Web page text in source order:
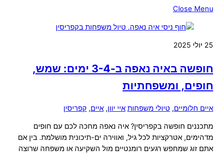
Close Menu
25 יולי 2025
חופשה באיה נאפה ב-3-4 ימים: שמש,
חופים, ומשפחתיות
איים חלומיים, טיולי משפחות איי יוון, איים, קפריסין
מתכננים חופשה בקפריסין? איה נאפה מחכה לכם עם חופים
מדהימים, אטרקציות לכל גיל, ואווירה ים-תיכונית מושלמת. בין אם
אתם זוג שמחפש רגעים רומנטיים מול השקיעה או משפחה שרוצה